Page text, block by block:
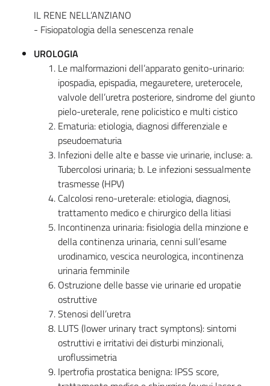
IL RENE NELL’ANZIANO
- Fisiopatologia della senescenza renale
UROLOGIA
Le malformazioni dell’apparato genito-urinario:
ipospadia, epispadia, megauretere, ureterocele,
valvole dell’uretra posteriore, sindrome del giunto
pielo-ureterale, rene policistico e multi cistico
Ematuria: etiologia, diagnosi differenziale e
pseudoematuria
Infezioni delle alte e basse vie urinarie, incluse: a.
Tubercolosi urinaria; b. Le infezioni sessualmente
trasmesse (HPV)
Calcolosi reno-ureterale: etiologia, diagnosi,
trattamento medico e chirurgico della litiasi
Incontinenza urinaria: fisiologia della minzione e
della continenza urinaria, cenni sull’esame
urodinamico, vescica neurologica, incontinenza
urinaria femminile
Ostruzione delle basse vie urinarie ed uropatie
ostruttive
Stenosi dell’uretra
LUTS (lower urinary tract symptons): sintomi
ostruttivi e irritativi dei disturbi minzionali,
uroflussimetria
Ipertrofia prostatica benigna: IPSS score,